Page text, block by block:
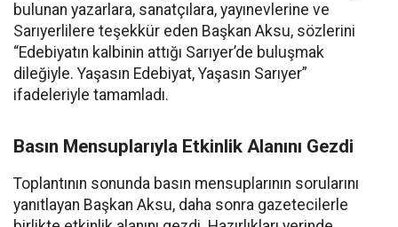
bulunan yazarlara, sanatçılara, yayınevlerine ve
Sarıyerlilere teşekkür eden Başkan Aksu, sözlerini
“Edebiyatın kalbinin attığı Sarıyer’de buluşmak
dileğiyle. Yaşasın Edebiyat, Yaşasın Sarıyer”
ifadeleriyle tamamladı.
Basın Mensuplarıyla Etkinlik Alanını Gezdi
Toplantının sonunda basın mensuplarının sorularını
yanıtlayan Başkan Aksu, daha sonra gazetecilerle